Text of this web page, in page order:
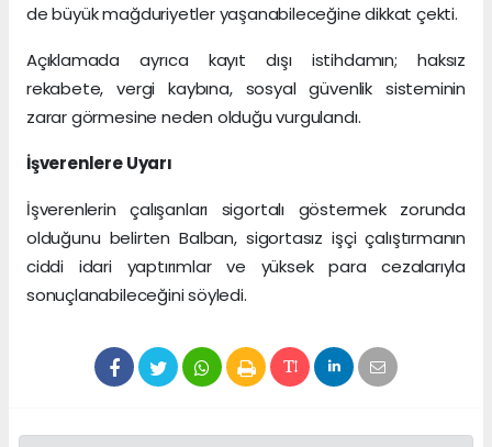
de büyük mağduriyetler yaşanabileceğine dikkat çekti.
Açıklamada ayrıca kayıt dışı istihdamın; haksız
rekabete, vergi kaybına, sosyal güvenlik sisteminin
zarar görmesine neden olduğu vurgulandı.
İşverenlere Uyarı
İşverenlerin çalışanları sigortalı göstermek zorunda
olduğunu belirten Balban, sigortasız işçi çalıştırmanın
ciddi idari yaptırımlar ve yüksek para cezalarıyla
sonuçlanabileceğini söyledi.